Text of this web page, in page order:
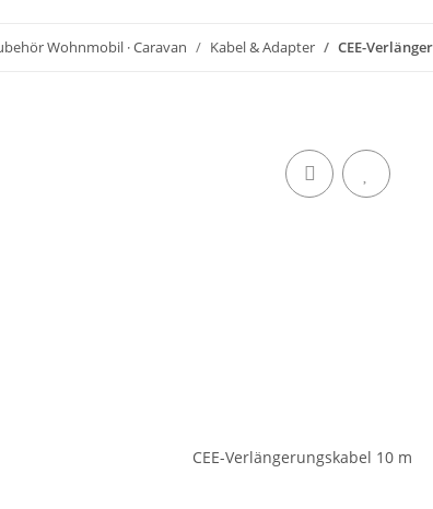
Wohnmobil · Caravan Kabel & Adapter CEE-